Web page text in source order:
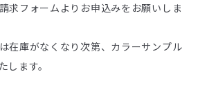
求フォームよりお申込みをお願いしま
在庫がなくなり次第、カラーサンプル
します。